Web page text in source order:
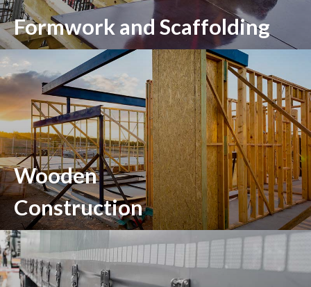
Formwork and Scaffolding
Wooden
Construction